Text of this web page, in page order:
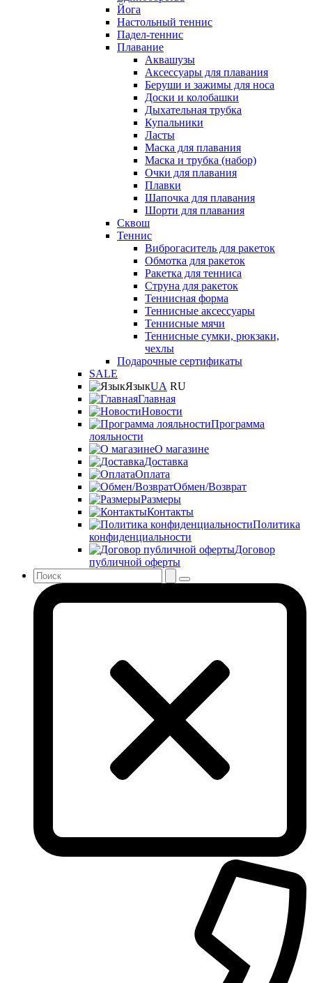
Йога
Настольный теннис
Падел-теннис
Плавание
Аквашузы
Аксессуары для плавания
Беруши и зажимы для носа
Доски и колобашки
Дыхательная трубка
Купальники
Ласты
Маска для плавания
Маска и трубка (набор)
Очки для плавания
Плавки
Шапочка для плавания
Шорти для плавания
Сквош
Теннис
Виброгаситель для ракеток
Обмотка для ракеток
Ракетка для тенниса
Струна для ракеток
Теннисная форма
Теннисные аксессуары
Теннисные мячи
Теннисные сумки, рюкзаки,
чехлы
Подарочные сертификаты
SALE
ЯзыкUA RU
Главная
Новости
Программа
лояльности
О магазине
Доставка
Оплата
Обмен/Возврат
Размеры
Контакты
Политика
конфиденциальности
Договор
публичной оферты